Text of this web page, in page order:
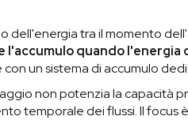
dell'energia tra il momento
l'accumulo quando l'energia
un sistema di accumulo
non potenzia la capacità
temporale dei flussi. Il focus